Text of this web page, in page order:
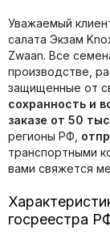
Уважаемый
салата Экзам
Zwaan. Все
производстве,
защищенные от
сохранность и
заказе от 50
регионы РФ,
транспортными
вами свяжется
госреестра